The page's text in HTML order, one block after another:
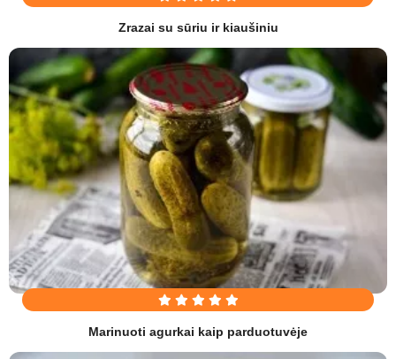
Zrazai su sūriu ir kiaušiniu
Marinuoti agurkai kaip parduotuvėje